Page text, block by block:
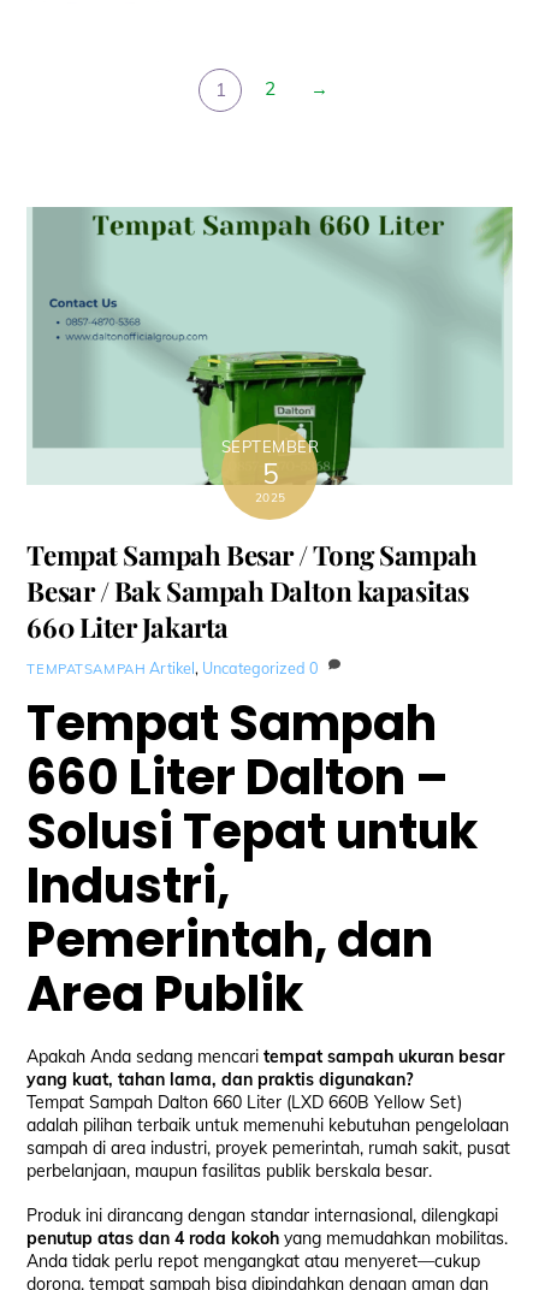
1 2 →
SEPTEMBER
5
2025
Tempat Sampah Besar / Tong Sampah
Besar / Bak Sampah Dalton kapasitas
660 Liter Jakarta
TEMPATSAMPAH Artikel, Uncategorized 0
Tempat Sampah
660 Liter Dalton –
Solusi Tepat untuk
Industri,
Pemerintah, dan
Area Publik
Apakah Anda sedang mencaritempat sampah ukuran besar
yang kuat, tahan lama, dan praktis digunakan?
Tempat Sampah Dalton 660 Liter (LXD 660B Yellow Set)
adalah pilihan terbaik untuk memenuhi kebutuhan pengelolaan
sampah di area industri, proyek pemerintah, rumah sakit, pusat
perbelanjaan, maupun fasilitas publik berskala besar.
Produk ini dirancang dengan standar internasional, dilengkapi
penutup atas dan 4 roda kokoh yang memudahkan mobilitas.
Anda tidak perlu repot mengangkat atau menyeret—cukup
dorong, tempat sampah bisa dipindahkan dengan aman dan